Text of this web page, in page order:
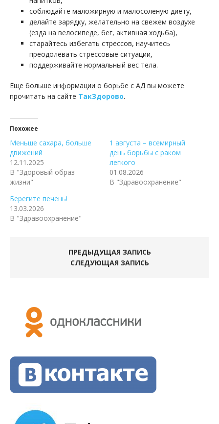
соблюдайте маложирную и малосоленую диету,
делайте зарядку, желательно на свежем воздухе
(езда на велосипеде, бег, активная ходьба),
старайтесь избегать стрессов, научитесь
преодолевать стрессовые ситуации,
поддерживайте нормальный вес тела.
Еще больше информации о борьбе с АД вы можете
прочитать на сайте ТакЗдорово.
Похожее
Меньше сахара, больше
движений
12.11.2025
В "Здоровый образ
жизни"
1 августа – всемирный
день борьбы с раком
легкого
01.08.2026
В "Здравоохранение"
Берегите печень!
13.03.2026
В "Здравоохранение"
ПРЕДЫДУЩАЯ ЗАПИСЬ
СЛЕДУЮЩАЯ ЗАПИСЬ